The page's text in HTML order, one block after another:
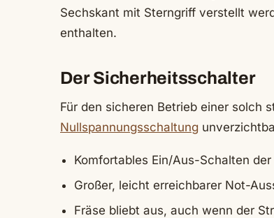
Sechskant mit Sterngriff verstellt
enthalten.
Der Sicherheitsschalter
Für den sicheren Betrieb einer solch
Nullspannungsschaltung
Komfortables Ein/Aus-Schalten der
Großer, leicht erreichbarer Not-
Fräse bliebt aus, auch wenn der